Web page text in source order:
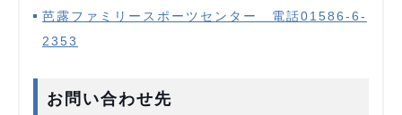
芭露ファミリースポーツセンター 電話01586-6-
2353
お問い合わせ先